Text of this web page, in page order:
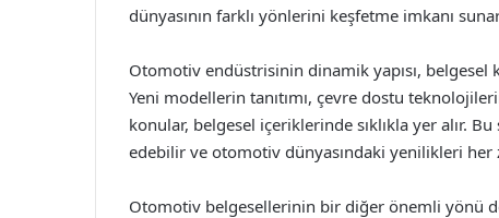
dünyasının farklı yönlerini keşfetme imkanı
Otomotiv endüstrisinin dinamik yapısı, belgesel
Yeni modellerin tanıtımı, çevre dostu
konular, belgesel içeriklerinde sıklıkla yer alır.
edebilir ve otomotiv dünyasındaki yenilikleri her
Otomotiv belgesellerinin bir diğer önemli yönü